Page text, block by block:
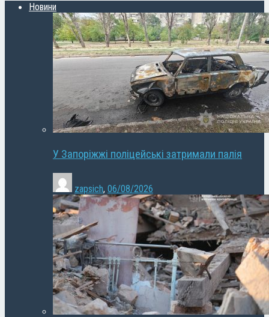
Новини
У Запоріжжі поліцейські затримали палія
zapsich, 06/08/2026